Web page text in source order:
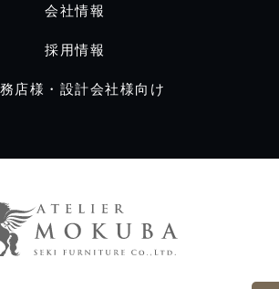
会社情報
採用情報
店様・設計会社様向け